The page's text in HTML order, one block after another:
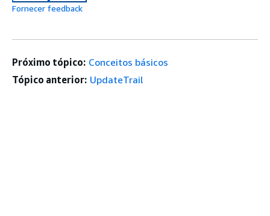
Fornecer feedback
Próximo tópico: Conceitos básicos
Tópico anterior: UpdateTrail